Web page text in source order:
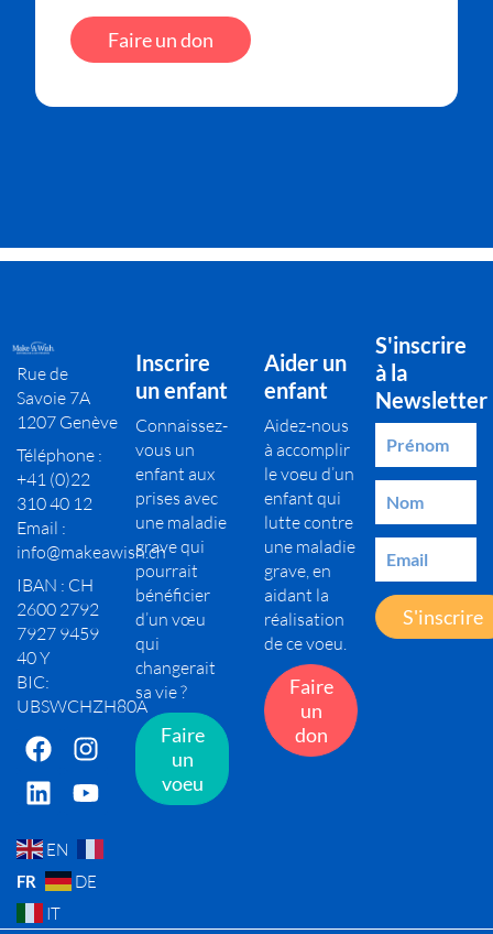
Faire un don
Rue de
Savoie 7A
1207 Genève
Téléphone :
+41 (0)22
310 40 12
Email :
info@makeawish.ch
IBAN : CH
2600 2792
7927 9459
40 Y
BIC:
UBSWCHZH80A
EN
FR
DE
IT
Inscrire
un enfant
Connaissez-
vous un
enfant aux
prises avec
une maladie
grave qui
pourrait
bénéficier
d’un vœu
qui
changerait
sa vie ?
Faire
un
voeu
Aider un
enfant
Aidez-nous
à accomplir
le voeu d’un
enfant qui
lutte contre
une maladie
grave, en
aidant la
réalisation
de ce voeu.
Faire
un
don
S'inscrire
à la
Newsletter
S'inscrire